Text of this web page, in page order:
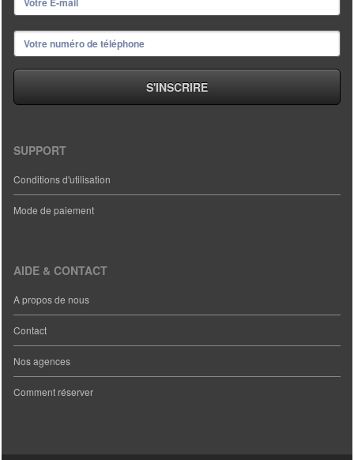
SUPPORT
Conditions d'utilisation
Mode de paiement
AIDE & CONTACT
A propos de nous
Contact
Nos agences
Comment réserver